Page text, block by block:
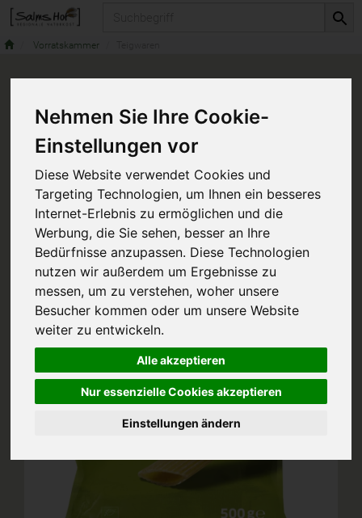
Nehmen Sie Ihre Cookie-
Einstellungen vor
Diese Website verwendet Cookies und
Targeting Technologien, um Ihnen ein besseres
Internet-Erlebnis zu ermöglichen und die
Werbung, die Sie sehen, besser an Ihre
Bedürfnisse anzupassen. Diese Technologien
nutzen wir außerdem um Ergebnisse zu
messen, um zu verstehen, woher unsere
Besucher kommen oder um unsere Website
weiter zu entwickeln.
Alle akzeptieren
Nur essenzielle Cookies akzeptieren
Einstellungen ändern
Vorratskammer